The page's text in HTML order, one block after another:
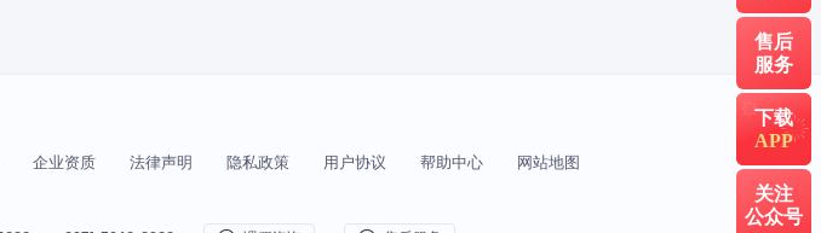
企业资质 法律声明 隐私政策 用户协议 帮助中心 网站地图
售后
服务
下载
APP
关注
公众号